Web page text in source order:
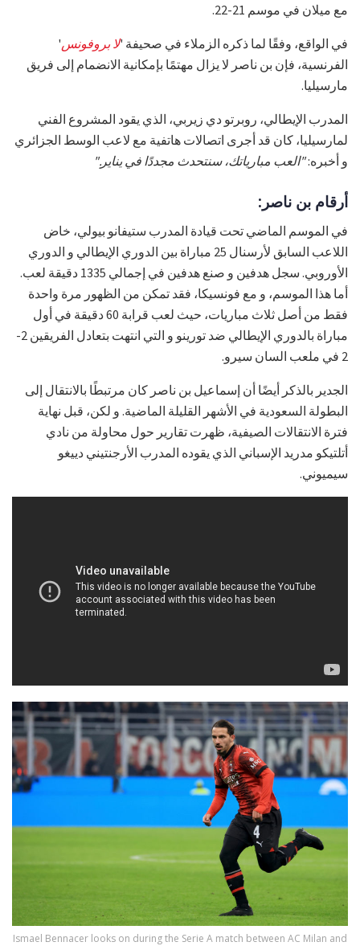
مع ميلان في موسم 21-22.
في الواقع، وفقًا لما ذكره الزملاء في صحيفة 'لا بروفونس'
الفرنسية، فإن بن ناصر لا يزال مهتمًا بإمكانية الانضمام إلى فريق
مارسيليا.
المدرب الإيطالي، روبرتو دي زيربي، الذي يقود المشروع الفني
لمارسيليا، كان قد أجرى اتصالات هاتفية مع لاعب الوسط الجزائري
و أخبره:"العب مبارياتك، سنتحدث مجددًا في يناير."
أرقام بن ناصر:
في الموسم الماضي تحت قيادة المدرب ستيفانو بيولي، خاض
اللاعب السابق لأرسنال 25 مباراة بين الدوري الإيطالي و الدوري
الأوروبي. سجل هدفين و صنع هدفين في إجمالي 1335 دقيقة لعب.
أما هذا الموسم، و مع فونسيكا، فقد تمكن من الظهور مرة واحدة
فقط من أصل ثلاث مباريات، حيث لعب قرابة 60 دقيقة في أول
مباراة بالدوري الإيطالي ضد تورينو و التي انتهت بتعادل الفريقين 2-
2 في ملعب السان سيرو.
الجدير بالذكر أيضًا أن إسماعيل بن ناصر كان مرتبطًا بالانتقال إلى
البطولة السعودية في الأشهر القليلة الماضية. و لكن، قبل نهاية
فترة الانتقالات الصيفية، ظهرت تقارير حول محاولة من نادي
أتلتيكو مدريد الإسباني الذي يقوده المدرب الأرجنتيني دييغو
سيميوني.
Ismael Bennacer looks on during the Serie A match between AC Milan and